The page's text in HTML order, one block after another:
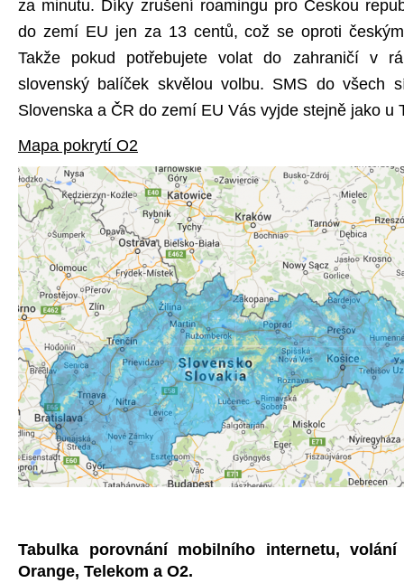
za minutu. Díky zrušení roamingu pro Českou
do zemí EU jen za 13 centů, což se oproti
Takže pokud potřebujete volat do zahraničí v
slovenský balíček skvělou volbu. SMS do všech
Slovenska a ČR do zemí EU Vás vyjde stejně jako u
Mapa pokrytí O2
Tabulka porovnání mobilního internetu,
Orange, Telekom a O2.